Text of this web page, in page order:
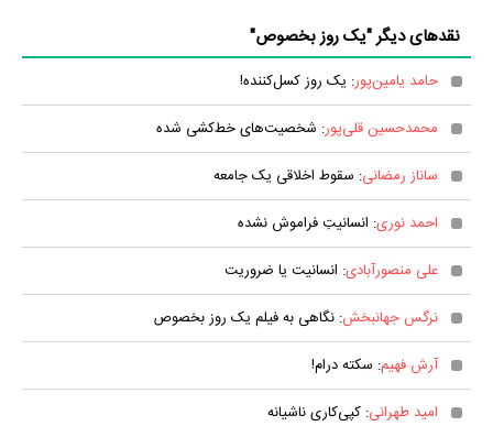
نقدهای دیگر "یک روز بخصوص"
حامد یامین‌پور: یک روز کسل‌کننده!
محمدحسین قلی‌پور: شخصیت‌های خط‌کشی شده
ساناز رمضانی: سقوط اخلاقی یک جامعه
احمد نوری: انسانیتِ فراموش نشده
علی منصورآبادی: انسانیت یا ضروریت
نرگس جهانبخش: نگاهی به فیلم یک روز بخصوص
آرش فهیم: سکته درام!
امید طهرانی: کپی‌کاری ناشیانه